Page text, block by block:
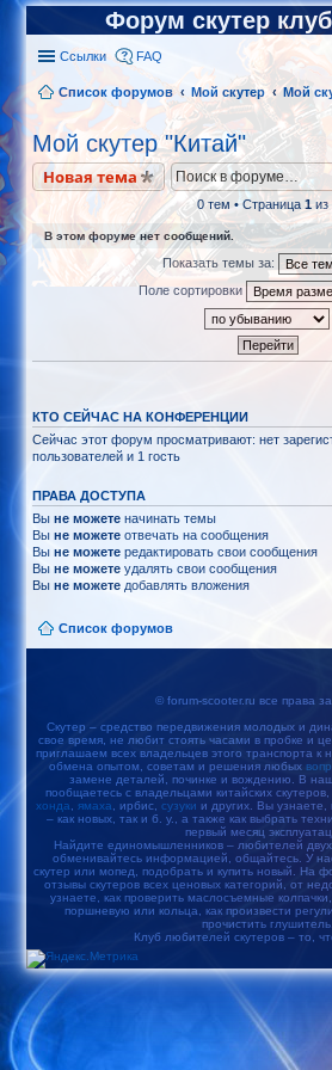
Форум скутер
Ссылки FAQ
Список форумов Мой скутер
Мой
Мой скутер "Китай"
Новая тема
0 тем • Страница 1из
В этом форуме нет сообщений.
Показать темы за:
Поле сортировки
КТО СЕЙЧАС НА КОНФЕРЕНЦИИ
Сейчас этот форум просматривают: нет
пользователей и 1 гость
ПРАВА ДОСТУПА
Выне можете начинать темы
Выне можете отвечать на сообщения
Выне можете редактировать свои сообщения
Выне можете удалять свои сообщения
Выне можете добавлять вложения
Список форумов
© forum-scooter.ru все права
Скутер – средство передвижения молодых и
свое время, не любит стоять часами в пробке и
приглашаем всех владельцев этого транспорта
обмена опытом, советам и решения любых
замене деталей, починке и вождению. В
пообщаетесь с владельцами китайских
хонда
ямаха , ирбис, сузуки и других. Вы узнаете,
– как новых, так и б. у., а также как выбрать
первый месяц
Найдите единомышленников – любителей
обменивайтесь информацией, общайтесь. У
скутер или мопед, подобрать и купить новый. На
отзывы скутеров всех ценовых категорий, от
узнаете, как проверить маслосъемные колпачки,
поршневую или кольца, как произвести
прочистить глушитель.
Клуб любителей скутеров – то,